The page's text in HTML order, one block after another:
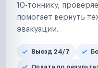
10-тоннику,
помогает вернуть
эвакуации.
Выезд 24/7